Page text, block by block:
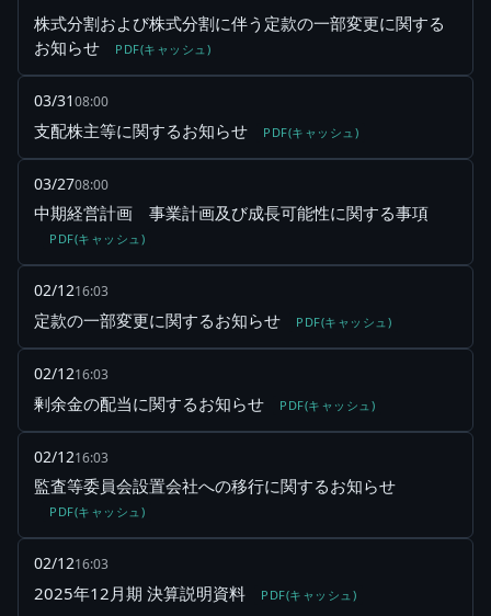
株式分割および株式分割に伴う定款の一部変更に関する
お知らせ
PDF(キャッシュ)
03/3108:00
支配株主等に関するお知らせ PDF(キャッシュ)
03/2708:00
中期経営計画 事業計画及び成長可能性に関する事項
PDF(キャッシュ)
02/1216:03
定款の一部変更に関するお知らせ PDF(キャッシュ)
02/1216:03
剰余金の配当に関するお知らせ PDF(キャッシュ)
02/1216:03
監査等委員会設置会社への移行に関するお知らせ
PDF(キャッシュ)
02/1216:03
2025年12月期 決算説明資料 PDF(キャッシュ)